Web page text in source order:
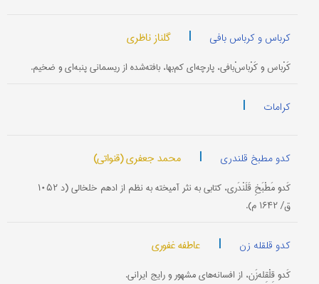
کرباس و کرباس بافی | گلناز ناظری
کَرْباس و کَرْباسْ‌بافی، پارچه‌ای کم‌بها، بافته‌شده از ریسمانی پنبه‌ای و ضخیم.
کرامات |
کدو مطبخ قلندری | محمد جعفری (قنواتی)
کَدو مَطْبَخِ قَلَنْدَری‌، کتابی به نثر آمیخته به نظم از ادهم خلخالی (د ۱۰۵۲
ق/ ۱۶۴۲ م).
کدو قلقله زن | عاطفه غفوری
کَدو قِلْقِله‌زَن، از افسانه‌های مشهور و رایج ایرانی.